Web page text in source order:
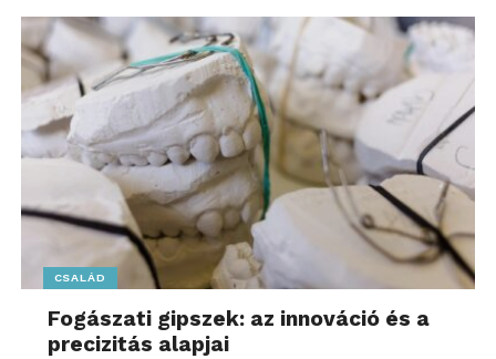
CSALÁD
Fogászati gipszek: az innováció és a
precizitás alapjai